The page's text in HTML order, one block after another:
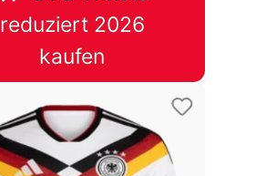
reduziert 2026
kaufen